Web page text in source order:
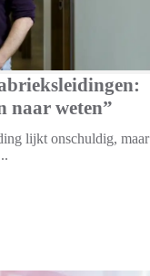
naar weten”
lijkt onschuldig, maar